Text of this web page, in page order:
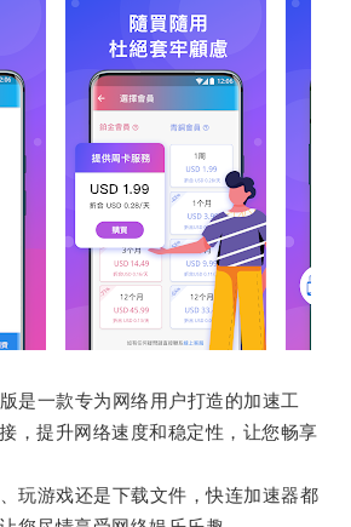
一款专为网络用户打造的加速工
，提升网络速度和稳定性，让您畅享
游戏还是下载文件，快连加速器都